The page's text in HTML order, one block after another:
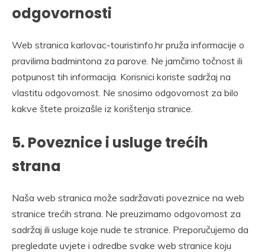
odgovornosti
Web stranica karlovac-touristinfo.hr pruža informacije o
pravilima badmintona za parove. Ne jamčimo točnost ili
potpunost tih informacija. Korisnici koriste sadržaj na
vlastitu odgovornost. Ne snosimo odgovornost za bilo
kakve štete proizašle iz korištenja stranice.
5. Poveznice i usluge trećih
strana
Naša web stranica može sadržavati poveznice na web
stranice trećih strana. Ne preuzimamo odgovornost za
sadržaj ili usluge koje nude te stranice. Preporučujemo da
pregledate uvjete i odredbe svake web stranice koju